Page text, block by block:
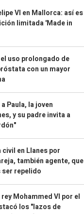
VI en Mallorca: así es
limitada 'Made in
uso prolongado de
con un mayor
Paula, la joven
y su padre invita a
en Llanes por
también agente, que
repelido
Mohammed VI por el
los "lazos de